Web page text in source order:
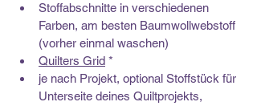
Stoffabschnitte in verschiedenen
Farben, am besten Baumwollwebstoff
(vorher einmal waschen)
Quilters Grid *
je nach Projekt, optional Stoffstück für
Unterseite deines Quiltprojekts,